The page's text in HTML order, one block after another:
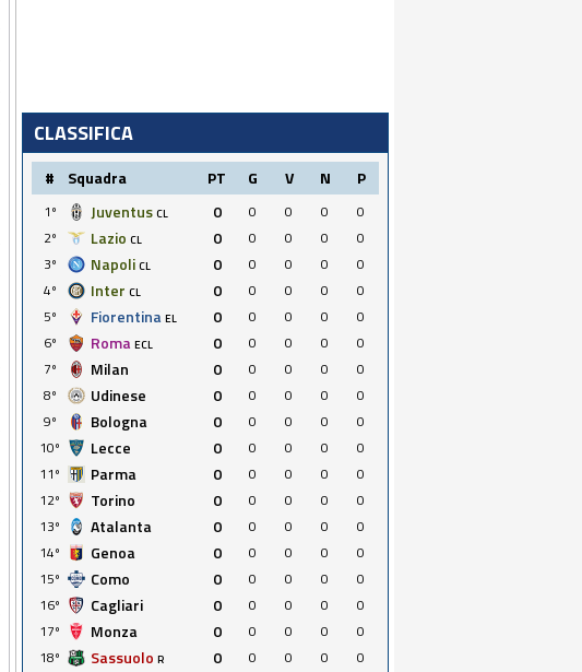
CLASSIFICA
# Squadra PT G V N P
1º Juventus CL 0 0 0 0
0
2º
Lazio CL 0 0 0 0
0
3º
Napoli CL 0 0 0 0
0
4º
Inter CL 0 0 0 0
0
5º
Fiorentina EL 0 0 0 0
0
6º
Roma ECL 0 0 0 0
0
7º
Milan 0 0 0 0
0
8º
Udinese 0 0 0 0
0
9º
Bologna 0 0 0 0
0
10º
Lecce 0 0 0 0
0
11º
Parma 0 0 0 0
0
12º
Torino 0 0 0 0
0
13º
Atalanta 0 0 0 0
0
14º
Genoa 0 0 0 0
0
15º
Como 0 0 0 0
0
16º
Cagliari 0 0 0 0
0
17º
Monza 0 0 0 0
0
18º
Sassuolo R 0 0 0 0 0